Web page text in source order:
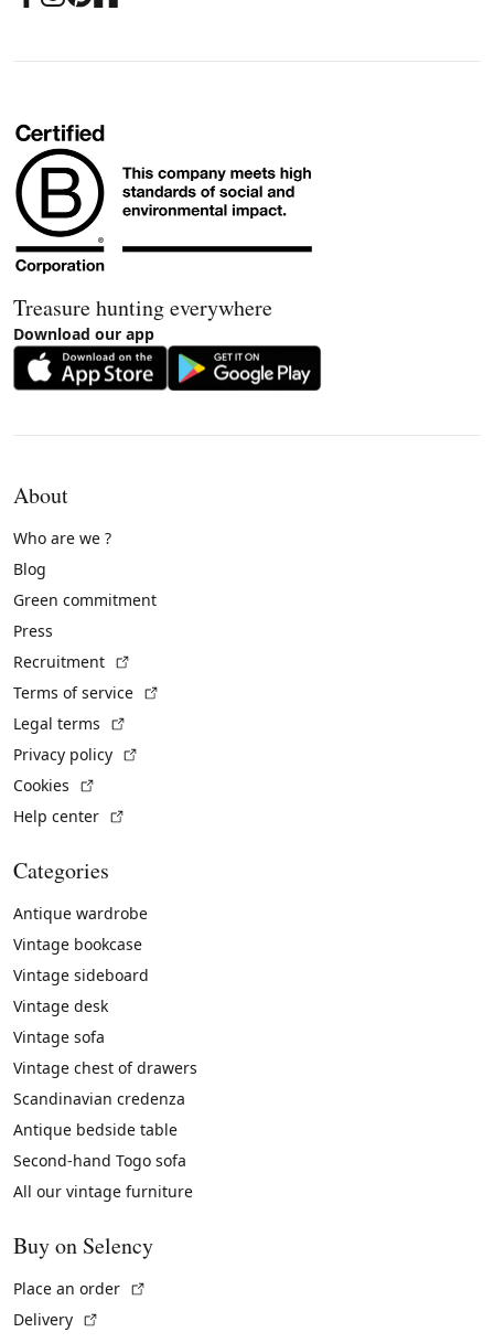
Treasure hunting everywhere
Download our app
About
Who are we ?
Blog
Green commitment
Press
Recruitment
Terms of service
Legal terms
Privacy policy
Cookies
Help center
Categories
Antique wardrobe
Vintage bookcase
Vintage sideboard
Vintage desk
Vintage sofa
Vintage chest of drawers
Scandinavian credenza
Antique bedside table
Second-hand Togo sofa
All our vintage furniture
Buy on Selency
Place an order
Delivery